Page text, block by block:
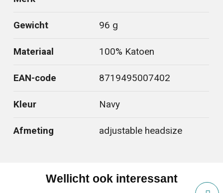
Gewicht 96 g
Materiaal 100% Katoen
EAN-code 8719495007402
Kleur Navy
Afmeting adjustable headsize
Wellicht ook interessant